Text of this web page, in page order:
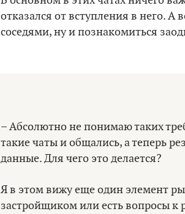
отказался от вступления в него.
соседями, ну и познакомиться
– Абсолютно не понимаю таких
такие чаты и общались, а теперь
данные. Для чего это делается?
Я в этом вижу еще один элемент
застройщиком или есть вопросы к